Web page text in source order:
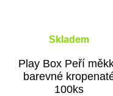
Skladem
Play Box Peří
barevné
100ks